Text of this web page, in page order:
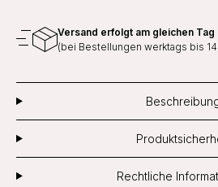
Versand erfolgt am gleichen Tag
(bei Bestellungen werktags bis 14
Rechtliche